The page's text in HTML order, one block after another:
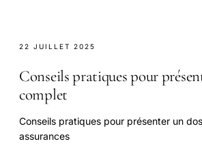
22 JUILLET 2025
Conseils pratiques pour
complet
Conseils pratiques pour présenter un
assurances